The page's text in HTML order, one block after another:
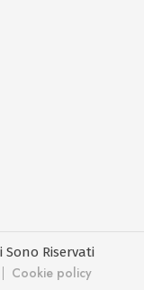
Riservati
Cookie policy